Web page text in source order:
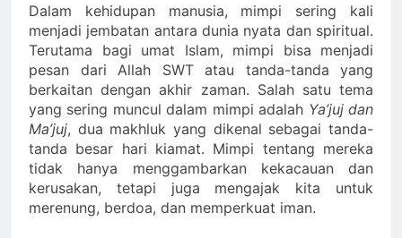
Dalam kehidupan manusia, mimpi sering kali
menjadi jembatan antara dunia nyata dan spiritual.
Terutama bagi umat Islam, mimpi bisa menjadi
pesan dari Allah SWT atau tanda-tanda yang
berkaitan dengan akhir zaman. Salah satu tema
yang sering muncul dalam mimpi adalah Ya’juj dan
Ma’juj, dua makhluk yang dikenal sebagai tanda-
tanda besar hari kiamat. Mimpi tentang mereka
tidak hanya menggambarkan kekacauan dan
kerusakan, tetapi juga mengajak kita untuk
merenung, berdoa, dan memperkuat iman.